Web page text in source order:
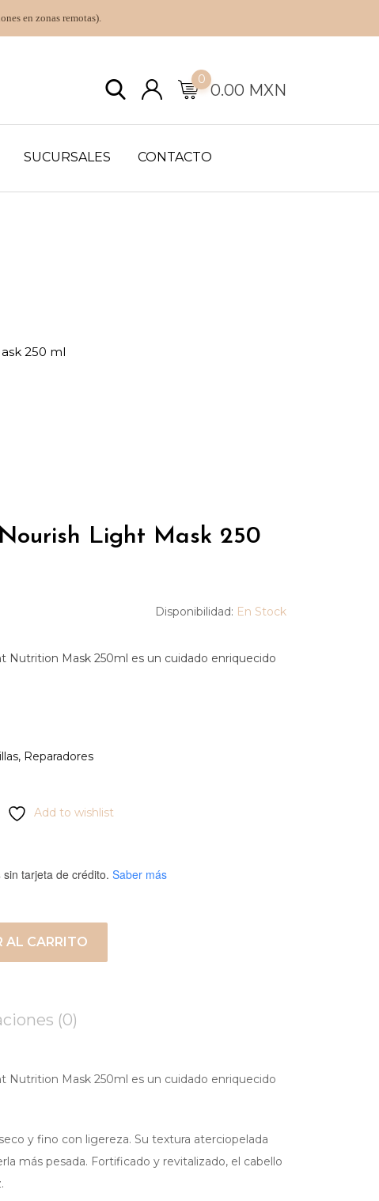
en zonas remotas).
0.00 MXN
0
SUCURSALES CONTACTO
250 ml
Light Mask 250
Disponibilidad: En Stock
Nutrition Mask 250ml es un cuidado enriquecido
, Reparadores
Add to wishlist
sin tarjeta de crédito. Saber más
AL CARRITO
(0)
Nutrition Mask 250ml es un cuidado enriquecido
y fino con ligereza. Su textura aterciopelada
más pesada. Fortificado y revitalizado, el cabello